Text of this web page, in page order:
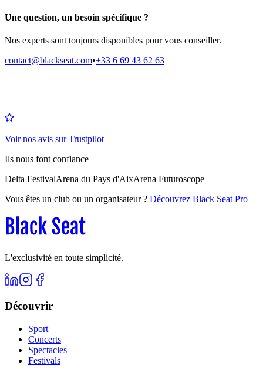
Une question, un besoin spécifique ?
Nos experts sont toujours disponibles pour vous conseiller.
contact@blackseat.com•+33 6 69 43 62 63
Voir nos avis sur Trustpilot
Ils nous font confiance
Delta FestivalArena du Pays d'AixArena Futuroscope
Vous êtes un club ou un organisateur ? Découvrez Black Seat Pro
L'exclusivité en toute simplicité.
Découvrir
Sport
Concerts
Spectacles
Festivals